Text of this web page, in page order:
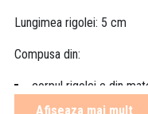
Lungimea rigolei: 5 cm
Compusa din:
corpul rigolei e din
membrana de
Afiseaza mai mult